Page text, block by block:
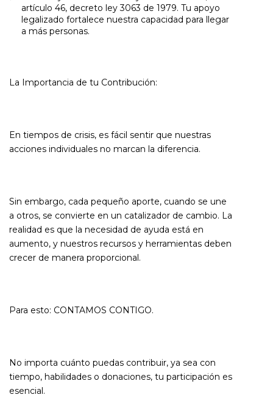
artículo 46, decreto ley 3063 de 1979. Tu apoyo
legalizado fortalece nuestra capacidad para llegar
a más personas.
La Importancia de tu Contribución:
En tiempos de crisis, es fácil sentir que nuestras
acciones individuales no marcan la diferencia.
Sin embargo, cada pequeño aporte, cuando se une
a otros, se convierte en un catalizador de cambio. La
realidad es que la necesidad de ayuda está en
aumento, y nuestros recursos y herramientas deben
crecer de manera proporcional.
Para esto: CONTAMOS CONTIGO.
No importa cuánto puedas contribuir, ya sea con
tiempo, habilidades o donaciones, tu participación es
esencial.